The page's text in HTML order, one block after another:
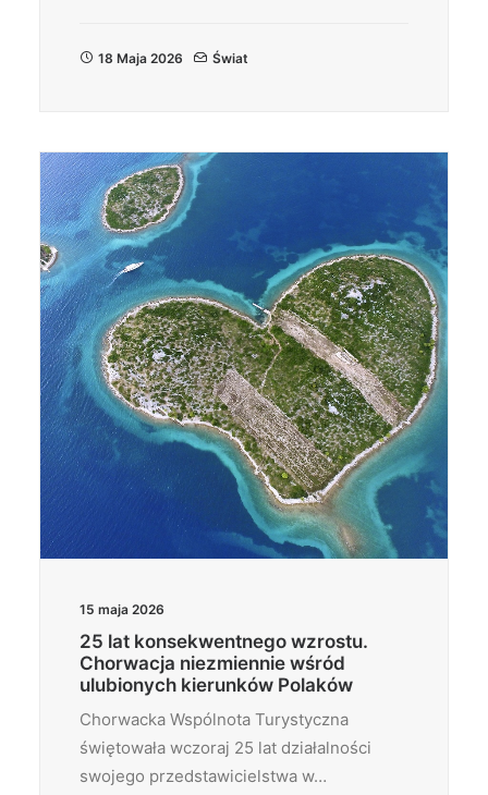
18 Maja 2026 Świat
15 maja 2026
25 lat konsekwentnego wzrostu.
Chorwacja niezmiennie wśród
ulubionych kierunków Polaków
Chorwacka Wspólnota Turystyczna
świętowała wczoraj 25 lat działalności
swojego przedstawicielstwa w…